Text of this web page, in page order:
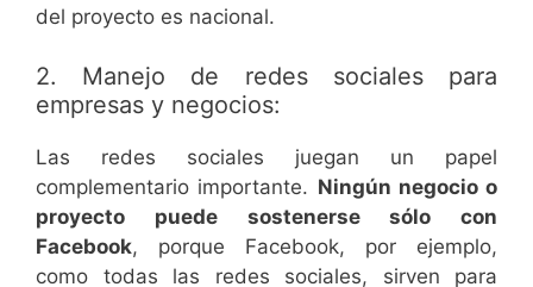
del proyecto es nacional.
2. Manejo de redes sociales para
empresas y negocios:
Las redes sociales juegan un papel
complementario importante. Ningún negocio o
proyecto puede sostenerse sólo con
Facebook, porque Facebook, por ejemplo,
como todas las redes sociales, sirven para